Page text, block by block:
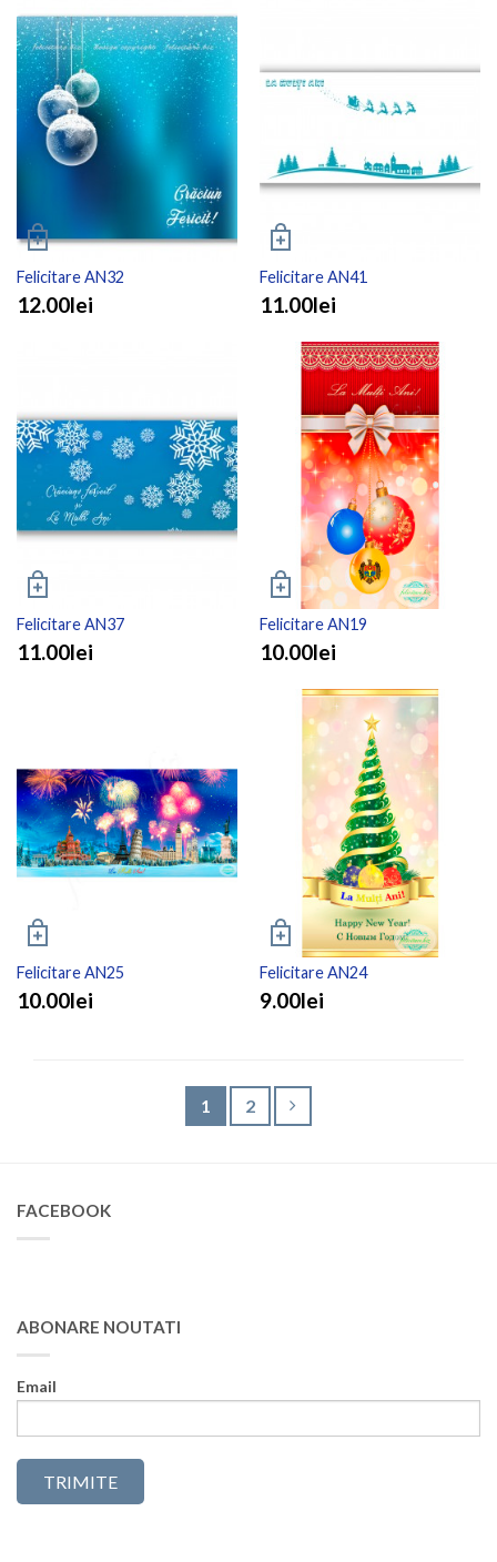
Felicitare AN32
12.00lei
Felicitare AN41
11.00lei
Felicitare AN37
11.00lei
Felicitare AN19
10.00lei
Felicitare AN25
10.00lei
Felicitare AN24
9.00lei
1 2
FACEBOOK
ABONARE NOUTATI
Email